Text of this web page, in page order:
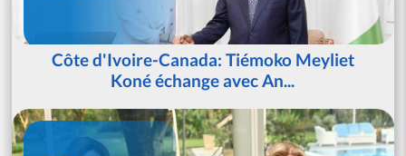
Côte d'Ivoire-Canada: Tiémoko Meyliet
Koné échange avec An...